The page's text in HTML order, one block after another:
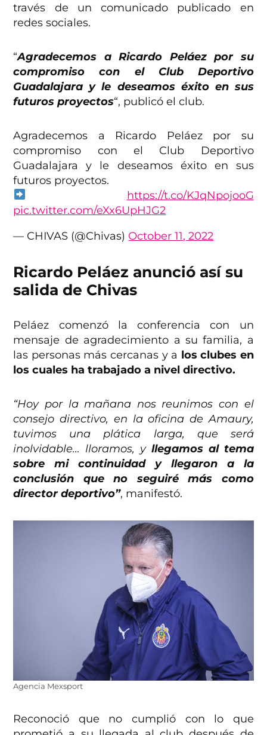
través de un comunicado publicado en
redes sociales.
“Agradecemos a Ricardo Peláez por su
compromiso con el Club Deportivo
Guadalajara y le deseamos éxito en sus
futuros proyectos“, publicó el club.
Agradecemos a Ricardo Peláez por su
compromiso con el Club Deportivo
Guadalajara y le deseamos éxito en sus
futuros proyectos.
https://t.co/KJqNpojooG
pic.twitter.com/eXx6UpHJG2
— CHIVAS (@Chivas) October 11, 2022
Ricardo Peláez anunció así su
salida de Chivas
Peláez comenzó la conferencia con un
mensaje de agradecimiento a su familia, a
las personas más cercanas y a los clubes en
los cuales ha trabajado a nivel directivo.
“Hoy por la mañana nos reunimos con el
consejo directivo, en la oficina de Amaury,
tuvimos una plática larga, que será
inolvidable… lloramos, y llegamos al tema
sobre mi continuidad y llegaron a la
conclusión que no seguiré más como
director deportivo”, manifestó.
Agencia Mexsport
Reconoció que no cumplió con lo que